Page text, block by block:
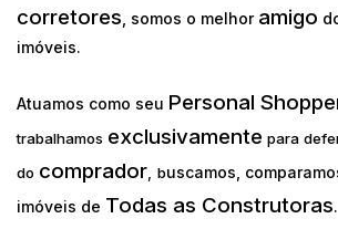
corretores , somos o melhor amigo
imóveis.
Atuamos como seu Personal
trabalhamos exclusivamente para
do comprador, buscamos,
imóveis de Todas as Construtoras.